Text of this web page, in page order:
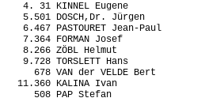
4. 31 KINNEL Eugene
5.501 DOSCH,Dr. Jürgen
6.467 PASTOURET Jean-Paul
7.364 FORMAN Josef
8.266 ZÖBL Helmut
9.728 TORSLETT Hans
678 VAN der VELDE Bert
11.360 KALINA Ivan
508 PAP Stefan